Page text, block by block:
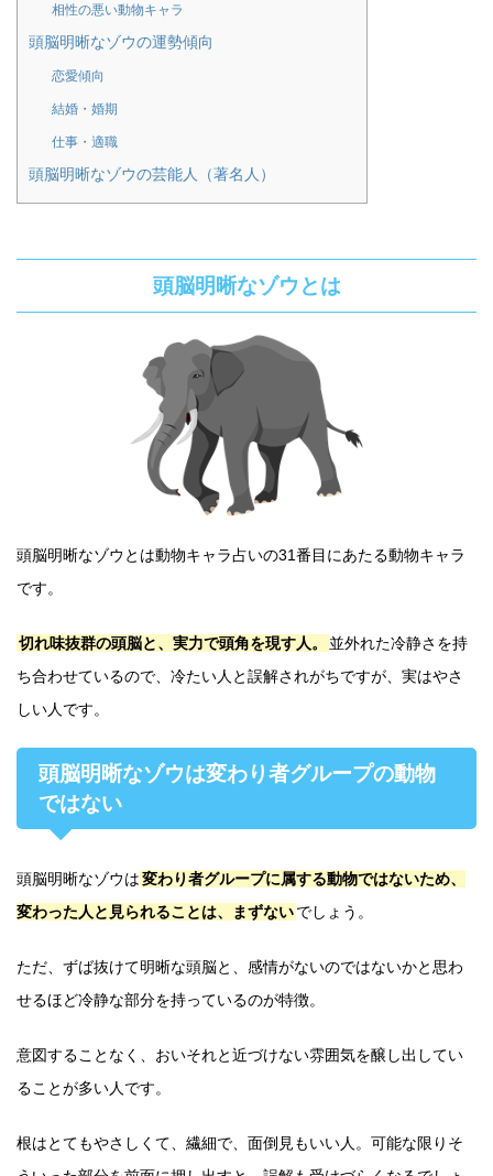
相性の悪い動物キャラ
頭脳明晰なゾウの運勢傾向
恋愛傾向
結婚・婚期
仕事・適職
頭脳明晰なゾウの芸能人（著名人）
頭脳明晰なゾウとは
頭脳明晰なゾウとは動物キャラ占いの31番目にあたる動物キャラ
です。
切れ味抜群の頭脳と、実力で頭角を現す人。
並外れた冷静さを持
ち合わせているので、冷たい人と誤解されがちですが、実はやさ
しい人です。
頭脳明晰なゾウは変わり者グループの動物
ではない
頭脳明晰なゾウは変わり者グループに属する動物ではないため、
変わった人と見られることは、まずないでしょう。
ただ、ずば抜けて明晰な頭脳と、感情がないのではないかと思わ
せるほど冷静な部分を持っているのが特徴。
意図することなく、おいそれと近づけない雰囲気を醸し出してい
ることが多い人です。
根はとてもやさしくて、繊細で、面倒見もいい人。可能な限りそ